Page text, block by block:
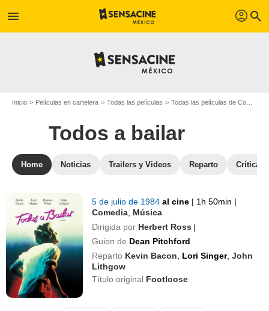
menu profil search
Inicio Películas en cartelera Todas las películas Todas las películas de Comedia
Todos a bailar
Home Noticias Trailers y Videos Reparto Críticas
5 de julio de 1984al cine | 1h 50min |
Comedia Música
Dirigida por Herbert Ross
Guion de Dean Pitchford
Reparto Kevin Bacon Lori Singer,John
Lithgow
Título original Footloose